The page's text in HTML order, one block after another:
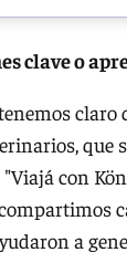
clave o
claro
que
con
a